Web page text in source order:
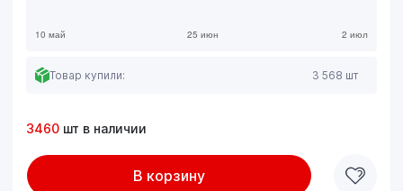
Товар купили: 3 568 шт
3460 шт в наличии
В корзину